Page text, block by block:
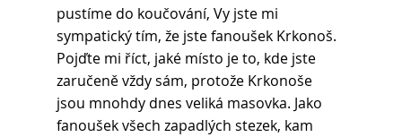
pustíme do koučování, Vy jste mi
sympatický tím, že jste fanoušek Krkonoš.
Pojďte mi říct, jaké místo je to, kde jste
zaručeně vždy sám, protože Krkonoše
jsou mnohdy dnes veliká masovka. Jako
fanoušek všech zapadlých stezek, kam